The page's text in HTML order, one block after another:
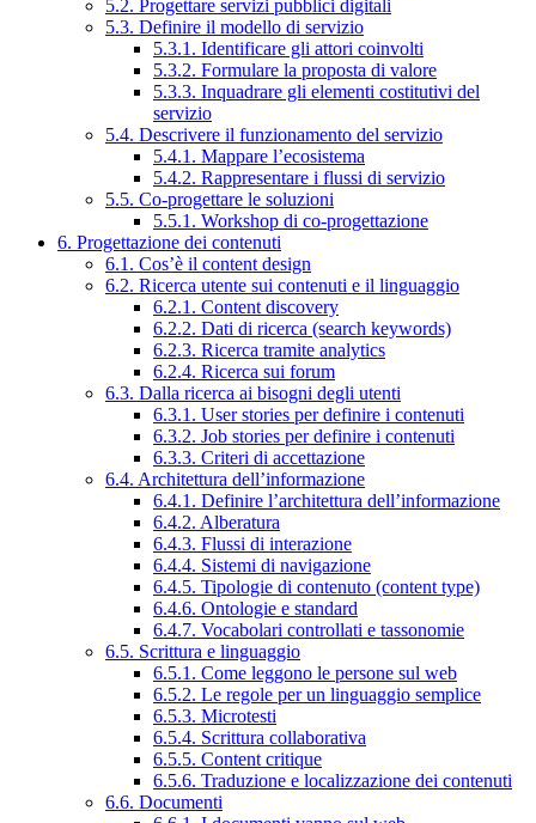
5.2. Progettare servizi pubblici digitali
5.3. Definire il modello di servizio
5.3.1. Identificare gli attori coinvolti
5.3.2. Formulare la proposta di valore
5.3.3. Inquadrare gli elementi costitutivi del
servizio
5.4. Descrivere il funzionamento del servizio
5.4.1. Mappare l’ecosistema
5.4.2. Rappresentare i flussi di servizio
5.5. Co-progettare le soluzioni
5.5.1. Workshop di co-progettazione
6. Progettazione dei contenuti
6.1. Cos’è il content design
6.2. Ricerca utente sui contenuti e il linguaggio
6.2.1. Content discovery
6.2.2. Dati di ricerca (search keywords)
6.2.3. Ricerca tramite analytics
6.2.4. Ricerca sui forum
6.3. Dalla ricerca ai bisogni degli utenti
6.3.1. User stories per definire i contenuti
6.3.2. Job stories per definire i contenuti
6.3.3. Criteri di accettazione
6.4. Architettura dell’informazione
6.4.1. Definire l’architettura dell’informazione
6.4.2. Alberatura
6.4.3. Flussi di interazione
6.4.4. Sistemi di navigazione
6.4.5. Tipologie di contenuto (content type)
6.4.6. Ontologie e standard
6.4.7. Vocabolari controllati e tassonomie
6.5. Scrittura e linguaggio
6.5.1. Come leggono le persone sul web
6.5.2. Le regole per un linguaggio semplice
6.5.3. Microtesti
6.5.4. Scrittura collaborativa
6.5.5. Content critique
6.5.6. Traduzione e localizzazione dei contenuti
6.6. Documenti